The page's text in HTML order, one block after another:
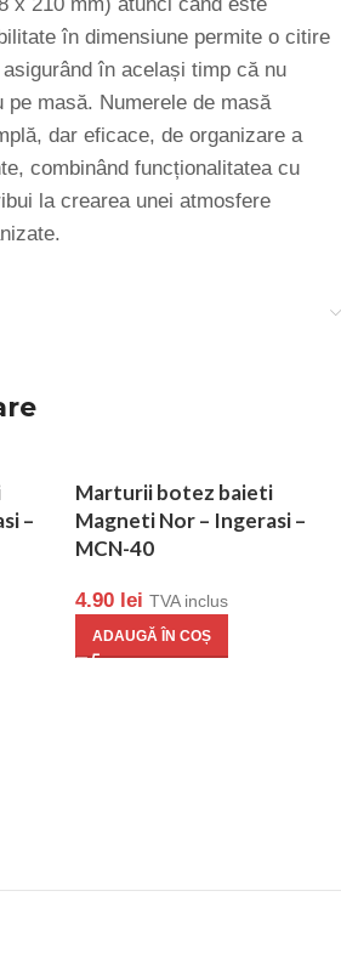
x 210 mm) atunci când este
în dimensiune permite o citire
în același timp că nu
pe masă. Numerele de masă
dar eficace, de organizare a
combinând funcționalitatea cu
la crearea unei atmosfere
–
Marturii botez baieti
Magneti Nor – Ingerasi –
MCN-40
4.90 lei TVA inclus
ADAUGĂ ÎN COȘ